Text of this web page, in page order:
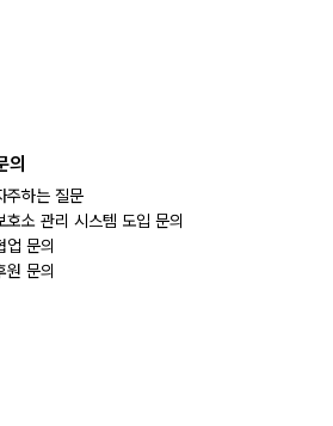
의
주하는 질문
호소 관리 시스템 도입 문의
업 문의
원 문의